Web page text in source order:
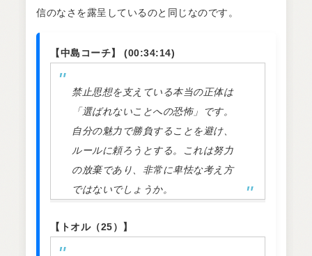
信のなさを露呈しているのと同じなのです。
【中島コーチ】 (00:34:14)
禁止思想を支えている本当の正体は
「選ばれないことへの恐怖」です。
自分の魅力で勝負することを避け、
ルールに頼ろうとする。これは努力
の放棄であり、非常に卑怯な考え方
ではないでしょうか。
【トオル（25）】